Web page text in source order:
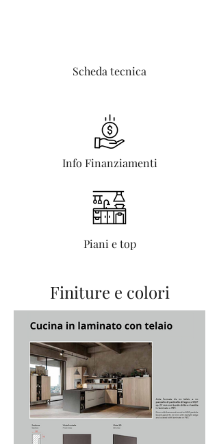
Scheda tecnica
Info Finanziamenti
Piani e top
Finiture e colori